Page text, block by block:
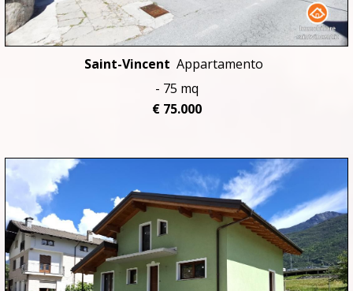
Saint-Vincent Appartamento
- 75 mq
€ 75.000